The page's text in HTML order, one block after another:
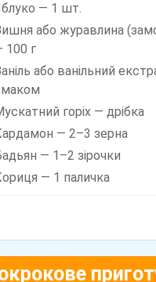
— 1 шт.
або журавлина
100 г
або ванільний
горіх — дрібка
— 2–3 зерна
— 1–2 зірочки
— 1 паличка